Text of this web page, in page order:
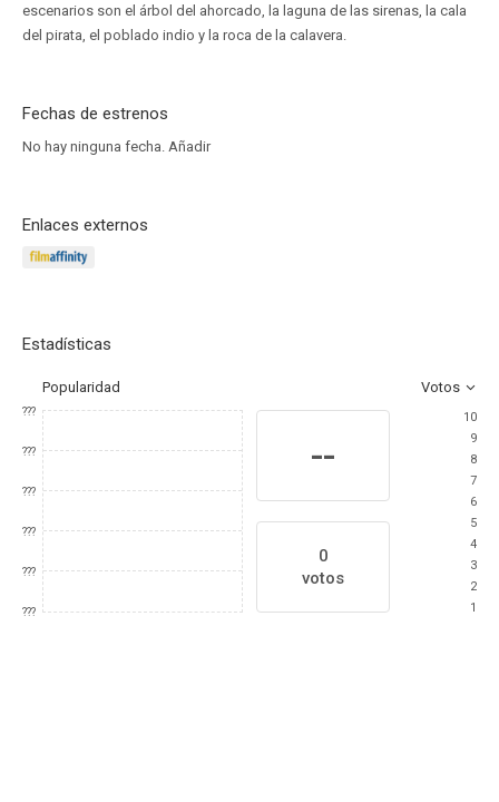
escenarios son el árbol del ahorcado, la laguna de las sirenas, la cala
del pirata, el poblado indio y la roca de la calavera.
Fechas de estrenos
No hay ninguna fecha. Añadir
Enlaces externos
Estadísticas
Popularidad Votos
???
???
???
???
???
???
--
0
votos
10
9
8
7
6
5
4
3
2
1